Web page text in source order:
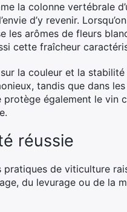
la colonne vertébrale
d’y revenir.
les arômes de fleurs
cette fraîcheur
la couleur et la
tandis que dans
également le vin
réussie
de viticulture
du levurage ou de la